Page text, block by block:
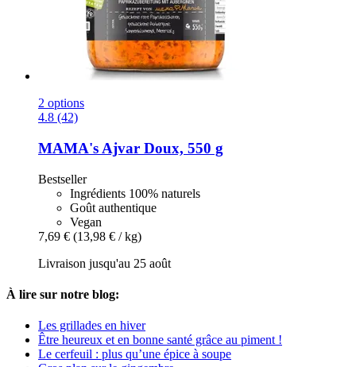
2 options
4.8 (42)
MAMA's Ajvar Doux, 550 g
Bestseller
Ingrédients 100% naturels
Goût authentique
Vegan
7,69 € (13,98 € / kg)
Livraison jusqu'au 25 août
À lire sur notre blog:
Les grillades en hiver
Être heureux et en bonne santé grâce au piment !
Le cerfeuil : plus qu’une épice à soupe